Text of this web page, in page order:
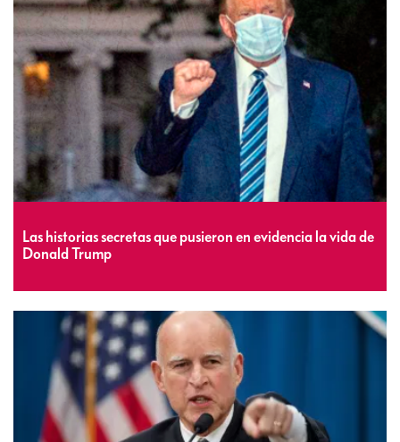
Las historias secretas que pusieron en evidencia la vida de
Donald Trump